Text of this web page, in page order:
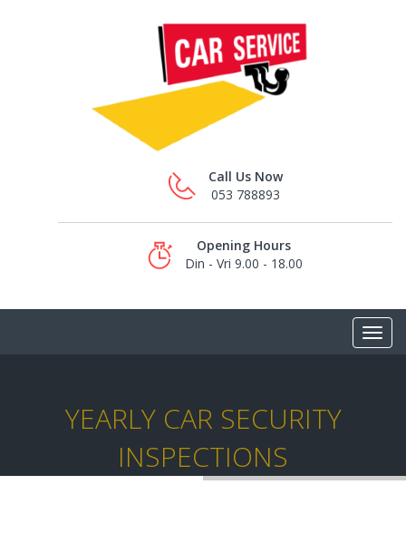
Call Us Now
053 788893
Opening Hours
Din - Vri 9.00 - 18.00
YEARLY CAR SECURITY
INSPECTIONS